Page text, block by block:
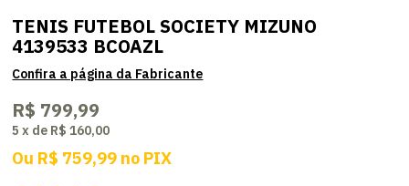
TENIS FUTEBOL SOCIETY MIZUNO
4139533 BCOAZL
R$ 799,99
5 x de R$ 160,00
Ou R$ 759,99 no PIX